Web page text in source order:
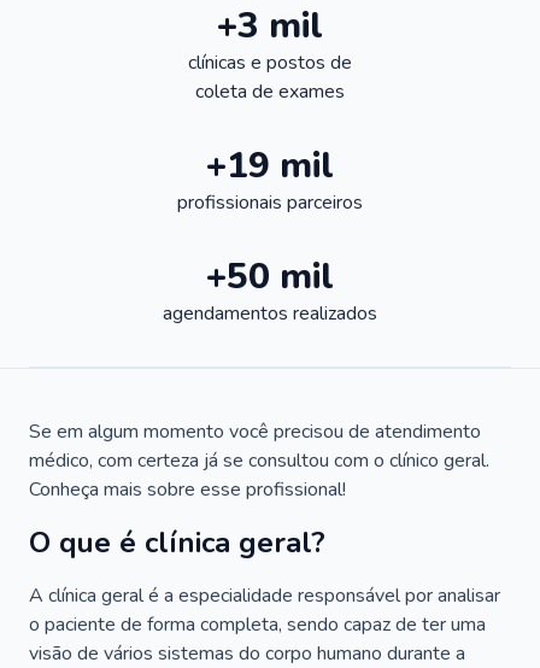
+3 mil
clínicas e postos de
coleta de exames
+19 mil
profissionais parceiros
+50 mil
agendamentos realizados
Se em algum momento você precisou de atendimento
médico, com certeza já se consultou com o clínico geral.
Conheça mais sobre esse profissional!
O que é clínica geral?
A clínica geral é a especialidade responsável por analisar
o paciente de forma completa, sendo capaz de ter uma
visão de vários sistemas do corpo humano durante a